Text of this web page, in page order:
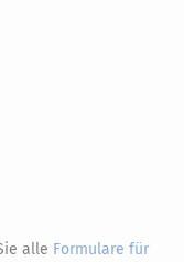
alle Formulare für